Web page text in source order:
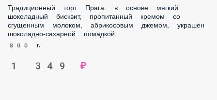
Традиционный торт Прага: в основе мягкий шоколадный
бисквит, пропитанный кремом со сгущенным молоком,
абрикосовым джемом, украшен шоколадно-сахарной
помадкой.
800 г.
1 349 ₽